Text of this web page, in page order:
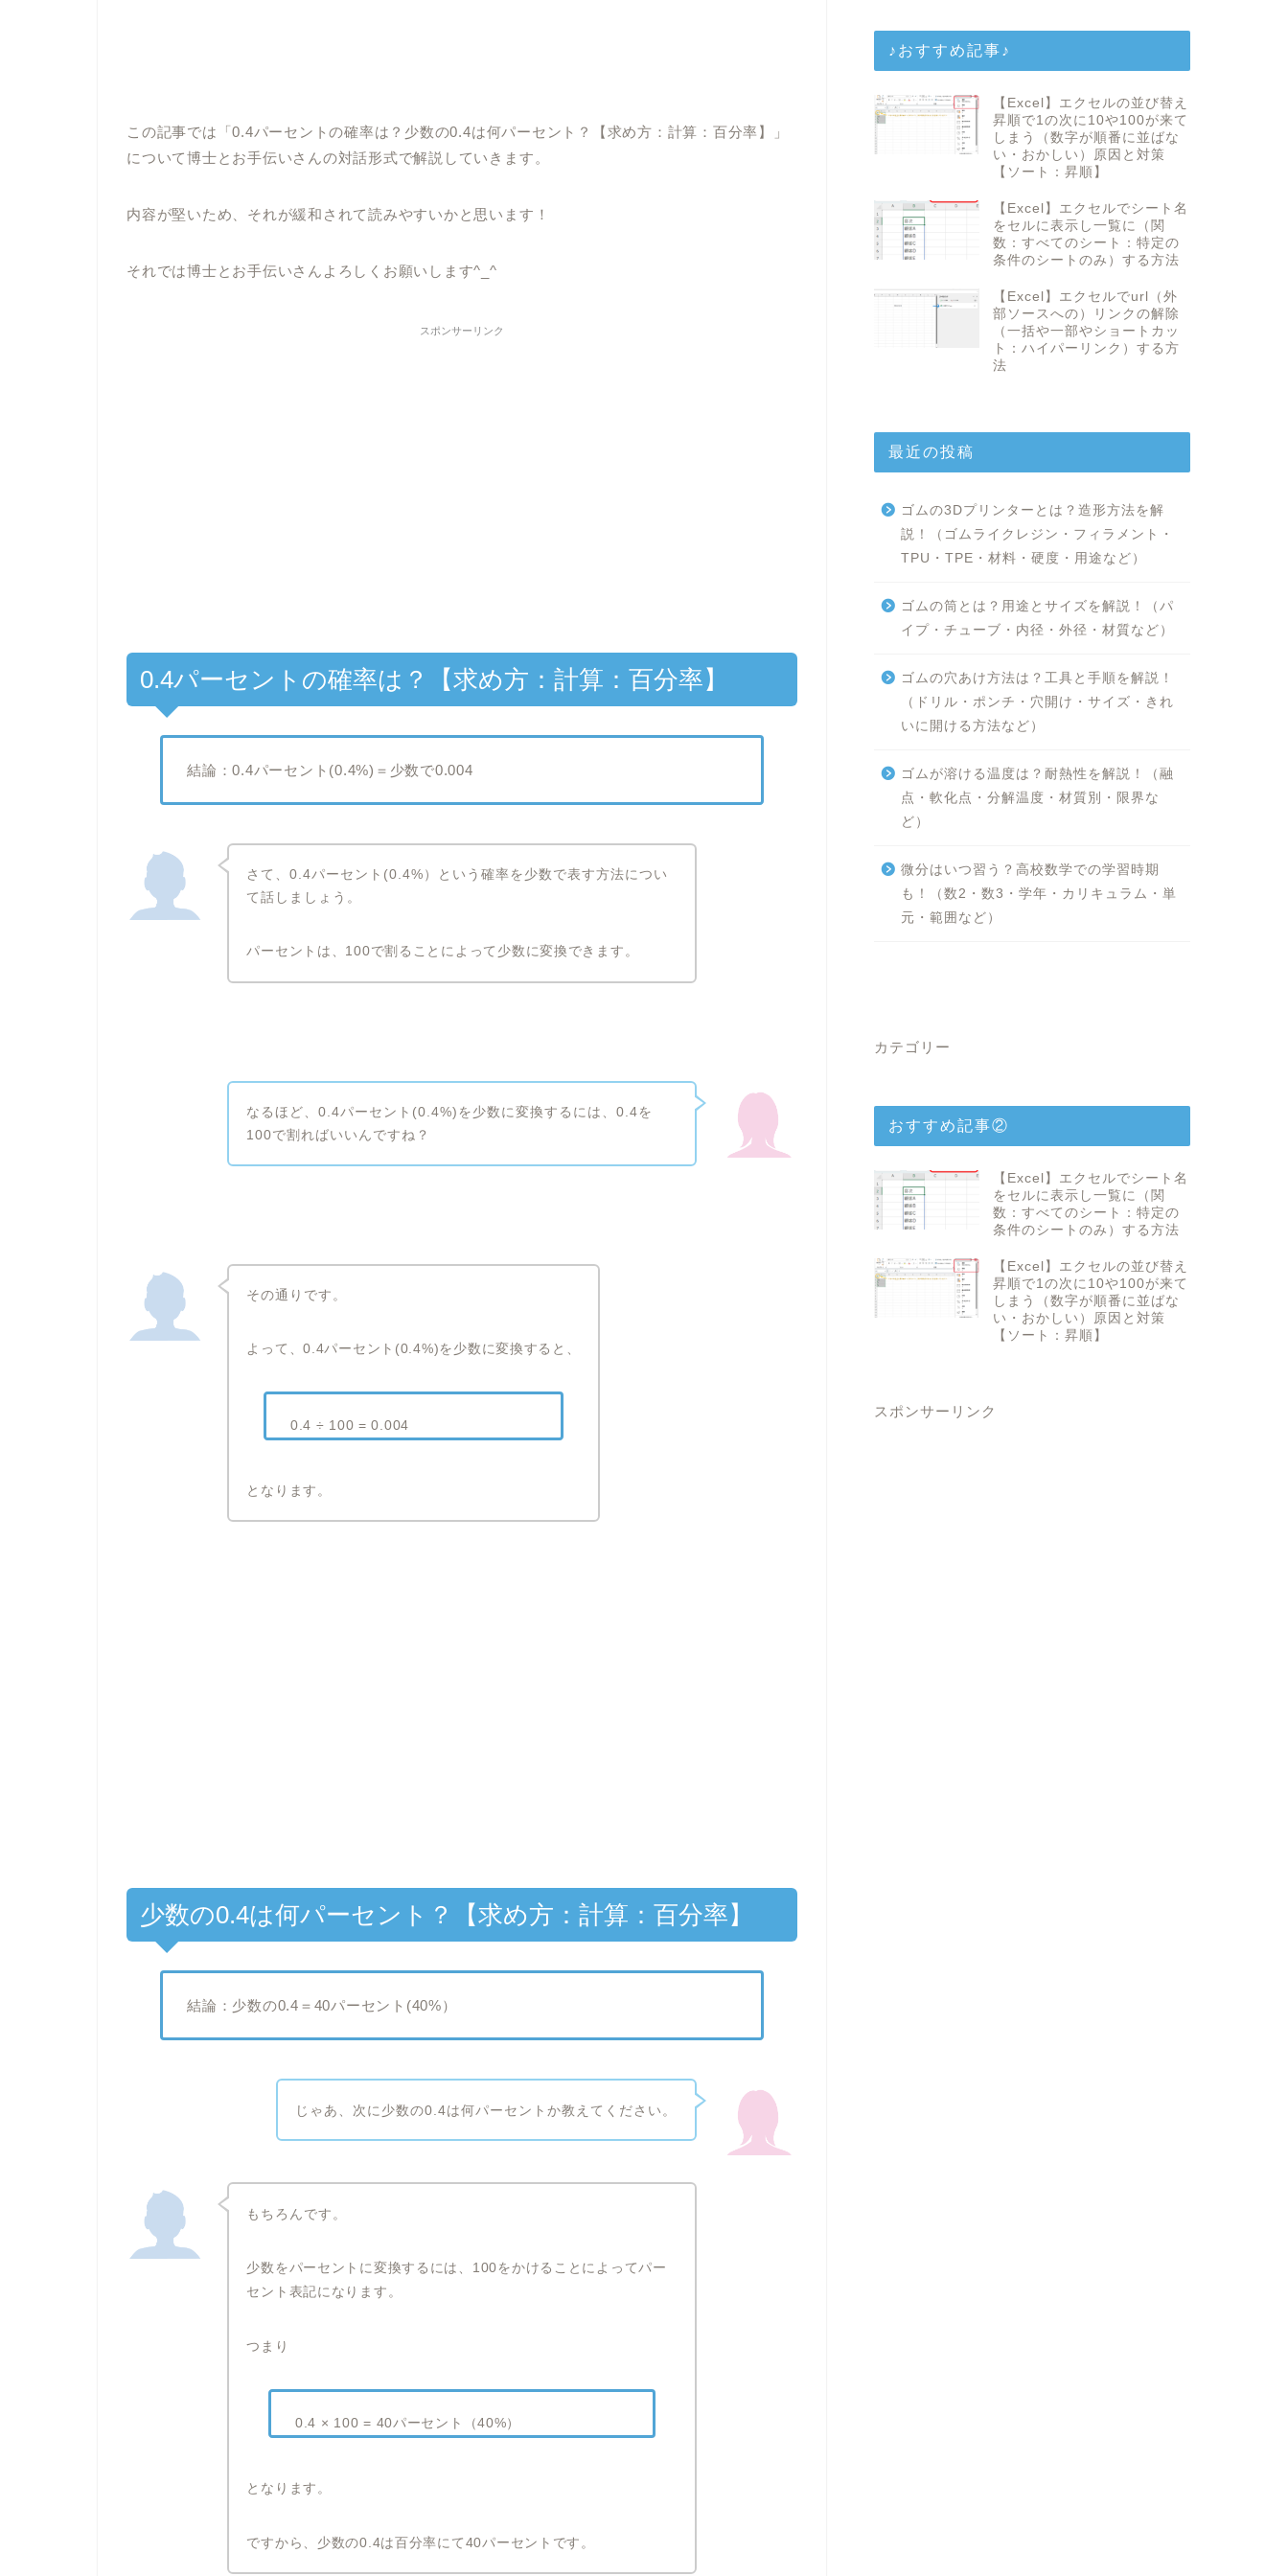
この記事では「0.4パーセントの確率は？少数の0.4は何パーセント？【求め方：計算：百分率】」
について博士とお手伝いさんの対話形式で解説していきます。
内容が堅いため、それが緩和されて読みやすいかと思います！
それでは博士とお手伝いさんよろしくお願いします^_^
スポンサーリンク
0.4パーセントの確率は？【求め方：計算：百分率】
結論：0.4パーセント(0.4%)＝少数で0.004
さて、0.4パーセント(0.4%）という確率を少数で表す方法につい
て話しましょう。
パーセントは、100で割ることによって少数に変換できます。
なるほど、0.4パーセント(0.4%)を少数に変換するには、0.4を
100で割ればいいんですね？
その通りです。
よって、0.4パーセント(0.4%)を少数に変換すると、
0.4 ÷ 100 = 0.004
となります。
少数の0.4は何パーセント？【求め方：計算：百分率】
結論：少数の0.4＝40パーセント(40%）
じゃあ、次に少数の0.4は何パーセントか教えてください。
もちろんです。
少数をパーセントに変換するには、100をかけることによってパー
セント表記になります。
つまり
0.4 × 100 = 40パーセント（40%）
となります。
ですから、少数の0.4は百分率にて40パーセントです。
♪おすすめ記事♪
【Excel】エクセルの並び替え
昇順で1の次に10や100が来て
しまう（数字が順番に並ばな
い・おかしい）原因と対策
【ソート：昇順】
【Excel】エクセルでシート名
をセルに表示し一覧に（関
数：すべてのシート：特定の
条件のシートのみ）する方法
【Excel】エクセルでurl（外
部ソースへの）リンクの解除
（一括や一部やショートカッ
ト：ハイパーリンク）する方
法
最近の投稿
ゴムの3Dプリンターとは？造形方法を解
説！（ゴムライクレジン・フィラメント・
TPU・TPE・材料・硬度・用途など）
ゴムの筒とは？用途とサイズを解説！（パ
イプ・チューブ・内径・外径・材質など）
ゴムの穴あけ方法は？工具と手順を解説！
（ドリル・ポンチ・穴開け・サイズ・きれ
いに開ける方法など）
ゴムが溶ける温度は？耐熱性を解説！（融
点・軟化点・分解温度・材質別・限界な
ど）
微分はいつ習う？高校数学での学習時期
も！（数2・数3・学年・カリキュラム・単
元・範囲など）
カテゴリー
おすすめ記事②
【Excel】エクセルでシート名
をセルに表示し一覧に（関
数：すべてのシート：特定の
条件のシートのみ）する方法
【Excel】エクセルの並び替え
昇順で1の次に10や100が来て
しまう（数字が順番に並ばな
い・おかしい）原因と対策
【ソート：昇順】
スポンサーリンク